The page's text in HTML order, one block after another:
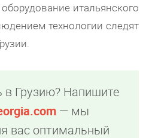
итальянского
технологии следят
в Грузию? Напишите
— мы
вас оптимальный